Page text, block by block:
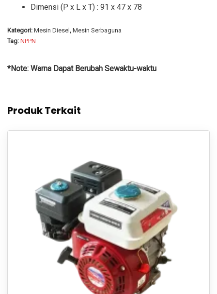
Dimensi (P x L x T) : 91 x 47 x 78
Kategori: Mesin Diesel , Mesin Serbaguna
Tag: NPPN
*Note: Warna Dapat Berubah Sewaktu-waktu
Produk Terkait